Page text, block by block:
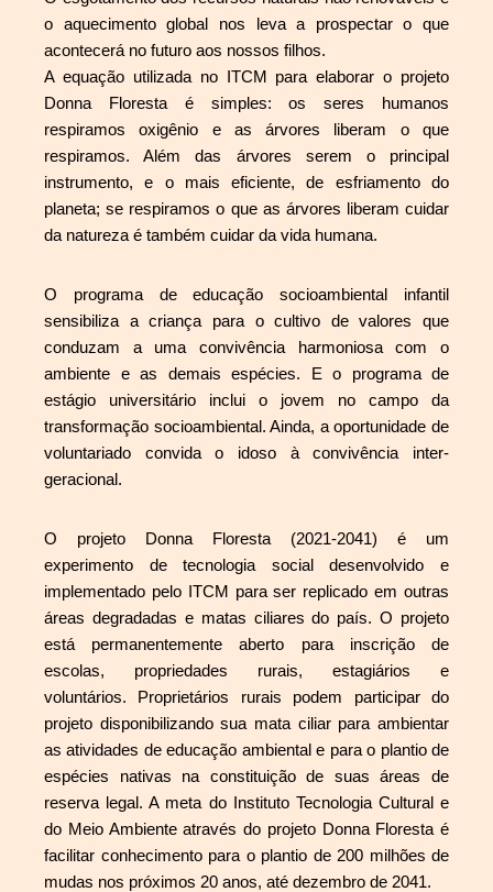
o aquecimento global nos leva a prospectar o que
acontecerá no futuro aos nossos filhos.
A equação utilizada no ITCM para elaborar o projeto
Donna Floresta
é simples: os seres humanos
respiramos oxigênio e as árvores liberam o que
respiramos. Além das árvores serem o principal
instrumento, e o mais eficiente, de esfriamento do
planeta; se respiramos o que as árvores liberam cuidar
da natureza é também cuidar da vida humana.
O programa de educação socioambiental infantil
sensibiliza a criança para o cultivo de valores que
conduzam a uma convivência harmoniosa com o
ambiente e as demais espécies. E o programa de
estágio universitário inclui o jovem no campo da
transformação socioambiental. Ainda, a oportunidade de
voluntariado convida o idoso à convivência inter-
geracional.
O projeto Donna Floresta (2021-2041) é um
experimento de tecnologia social desenvolvido e
implementado pelo ITCM para ser replicado em outras
áreas degradadas e matas ciliares do país. O projeto
está permanentemente aberto para inscrição de
escolas, propriedades rurais, estagiários e
voluntários. Proprietários rurais podem participar do
projeto disponibilizando sua mata ciliar para ambientar
as atividades de educação ambiental e para o plantio de
espécies nativas na constituição de suas áreas de
reserva legal. A meta do Instituto Tecnologia Cultural e
do Meio Ambiente através do projeto Donna Floresta é
facilitar conhecimento para o plantio de 200 milhões de
mudas nos próximos 20 anos, até dezembro de 2041.